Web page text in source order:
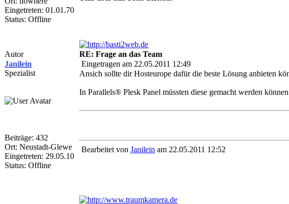
Eingetreten: 01.01.70
Status: Offline
Autor RE: Frage an das Team
Janilein
Spezialist
Beiträge: 432
Ort: Neustadt-Glewe
Eingetreten: 29.05.10
Status: Offline
Eingetragen am 22.05.2011 12:49
Ansich sollte dir Hosteurope dafür die beste Lösung anbieten
In Parallels® Plesk Panel müssten diese gemacht werden
Bearbeitet von Janilein am 22.05.2011 12:52